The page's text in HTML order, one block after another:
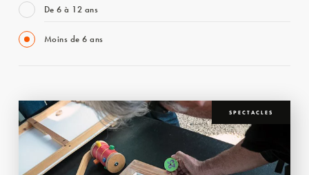
De 6 à 12 ans
Moins de 6 ans
SPECTACLES